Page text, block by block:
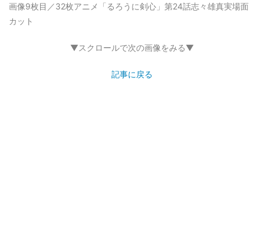
画像9枚目／32枚アニメ「るろうに剣心」第24話志々雄真実場面
カット
▼スクロールで次の画像をみる▼
記事に戻る